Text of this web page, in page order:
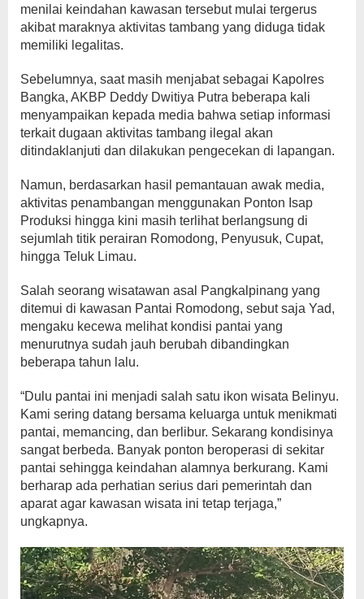
menilai keindahan kawasan tersebut mulai tergerus
akibat maraknya aktivitas tambang yang diduga tidak
memiliki legalitas.
Sebelumnya, saat masih menjabat sebagai Kapolres
Bangka, AKBP Deddy Dwitiya Putra beberapa kali
menyampaikan kepada media bahwa setiap informasi
terkait dugaan aktivitas tambang ilegal akan
ditindaklanjuti dan dilakukan pengecekan di lapangan.
Namun, berdasarkan hasil pemantauan awak media,
aktivitas penambangan menggunakan Ponton Isap
Produksi hingga kini masih terlihat berlangsung di
sejumlah titik perairan Romodong, Penyusuk, Cupat,
hingga Teluk Limau.
Salah seorang wisatawan asal Pangkalpinang yang
ditemui di kawasan Pantai Romodong, sebut saja Yad,
mengaku kecewa melihat kondisi pantai yang
menurutnya sudah jauh berubah dibandingkan
beberapa tahun lalu.
“Dulu pantai ini menjadi salah satu ikon wisata Belinyu.
Kami sering datang bersama keluarga untuk menikmati
pantai, memancing, dan berlibur. Sekarang kondisinya
sangat berbeda. Banyak ponton beroperasi di sekitar
pantai sehingga keindahan alamnya berkurang. Kami
berharap ada perhatian serius dari pemerintah dan
aparat agar kawasan wisata ini tetap terjaga,”
ungkapnya.